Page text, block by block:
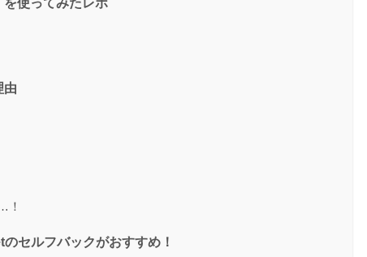
由
！
セルフバックがおすすめ！